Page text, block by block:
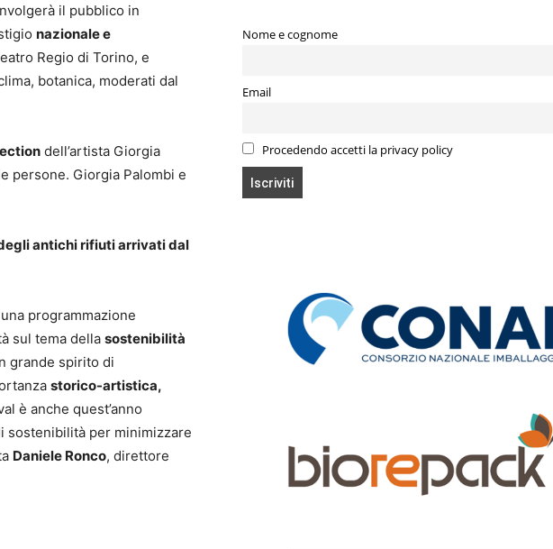
il pubblico in
nazionale e
Regio di Torino, e
botanica, moderati dal
dell’artista Giorgia
persone. Giorgia Palombi e
antichi rifiuti arrivati dal
programmazione
sul tema della sostenibilità
grande spirito di
storico-artistica,
è anche quest’anno
sostenibilità per minimizzare
Daniele Ronco, direttore
Nome e cognome
Email
Procedendo accetti la privacy policy